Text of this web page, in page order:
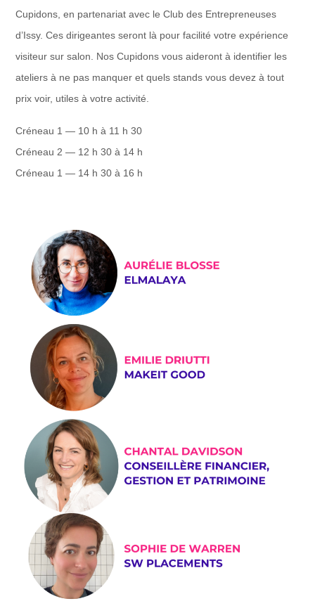
Cupidons, en partenariat avec le Club des Entrepreneuses
d’Issy. Ces dirigeantes seront là pour facilité votre expérience
visiteur sur salon. Nos Cupidons vous aideront à identifier les
ateliers à ne pas manquer et quels stands vous devez à tout
prix voir, utiles à votre activité.
Créneau 1 — 10 h à 11 h 30
Créneau 2 — 12 h 30 à 14 h
Créneau 1 — 14 h 30 à 16 h